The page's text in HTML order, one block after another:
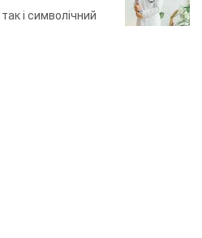
і символічний